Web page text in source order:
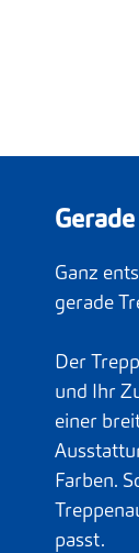
Ganz
gerade
Der
und Ihr
einer
Farben.
passt.